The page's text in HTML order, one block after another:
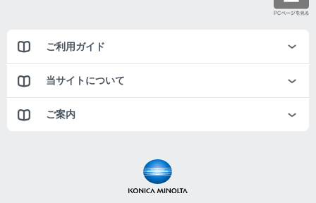
ご利用ガイド
当サイトについて
ご案内